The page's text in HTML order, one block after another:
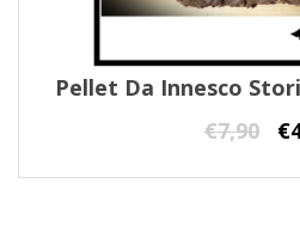
Pellet Da Innesco
€7,90 €